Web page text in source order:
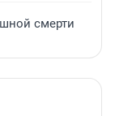
смерти